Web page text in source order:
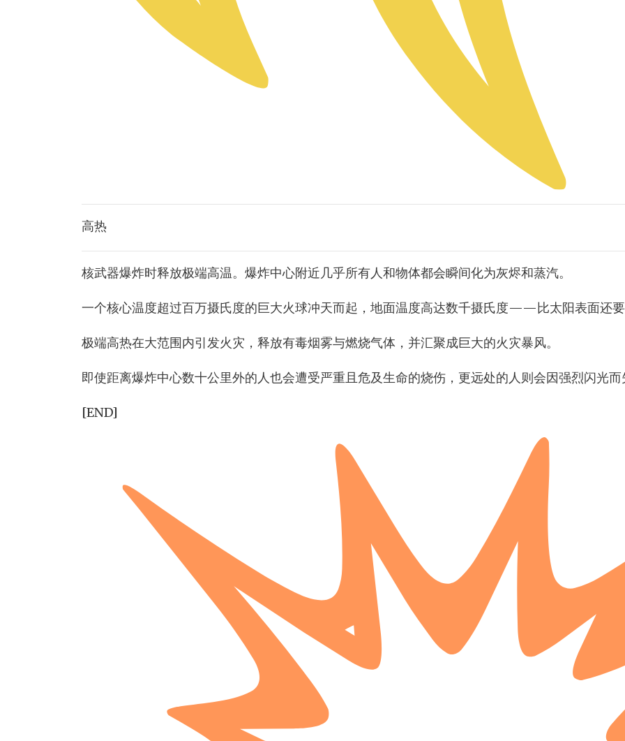
高热
核武器爆炸时释放极端高温。爆炸中心附近几乎所有人和物体都会瞬间化为灰烬和蒸汽。
一个核心温度超过百万摄氏度的巨大火球冲天而起，地面温度高达数千摄氏度——比太阳表面还
极端高热在大范围内引发火灾，释放有毒烟雾与燃烧气体，并汇聚成巨大的火灾暴风。
即使距离爆炸中心数十公里外的人也会遭受严重且危及生命的烧伤，更远处的人则会因强烈闪光
[END]